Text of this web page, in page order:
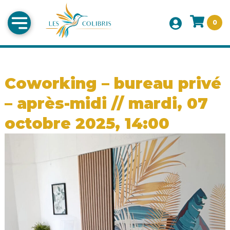
0
Coworking – bureau privé
– après-midi // mardi, 07
octobre 2025, 14:00